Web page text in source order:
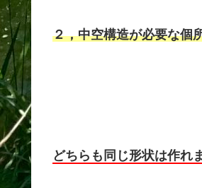
２，中空構造が必要な個
どちらも同じ形状は作れ